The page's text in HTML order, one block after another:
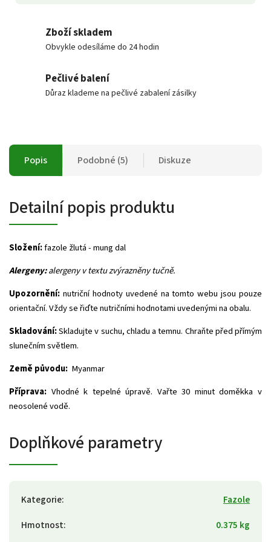
Zboží skladem
Obvykle odesíláme do 24 hodin
Pečlivé balení
Důraz klademe na pečlivé zabalení zásilky
Popis Podobné (5) Diskuze
Detailní popis produktu
Složení:fazole žlutá - mung dal
Alergeny:alergeny v textu zvýrazněny tučně.
Upozornění: nutriční hodnoty uvedené na tomto webu jsou pouze
orientační. Vždy se řiďte nutričními hodnotami uvedenými na obalu.
Skladování:Skladujte v suchu, chladu a temnu. Chraňte před přímým
slunečním světlem.
Země původu: Myanmar
Příprava: Vhodné k tepelné úpravě. Vařte 30 minut doměkka v
neosolené vodě.
Doplňkové parametry
Kategorie:
Fazole
Hmotnost:
0.375 kg